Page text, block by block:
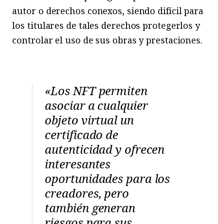
autor o derechos conexos, siendo difícil para
los titulares de tales derechos protegerlos y
controlar el uso de sus obras y prestaciones.
«Los NFT permiten
asociar a cualquier
objeto virtual un
certificado de
autenticidad y ofrecen
interesantes
oportunidades para los
creadores, pero
también generan